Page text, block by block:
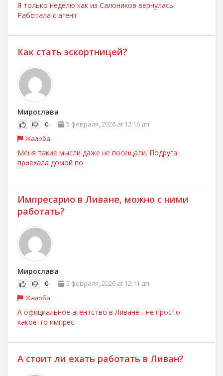
Я только неделю как из Салоников вернулась.
Работала с агент
Как стать эскортницей?
Мирослава
0
5 февраля, 2026 at 12:16 дп
Жалоба
Меня такие мысли даже не посещали. Подруга
приехала домой по
Импресарио в Ливане, можно с ними
работать?
Мирослава
0
5 февраля, 2026 at 12:11 дп
Жалоба
А официальное агентство в Ливане - не просто
какое‑то импрес
А стоит ли ехать работать в Ливан?